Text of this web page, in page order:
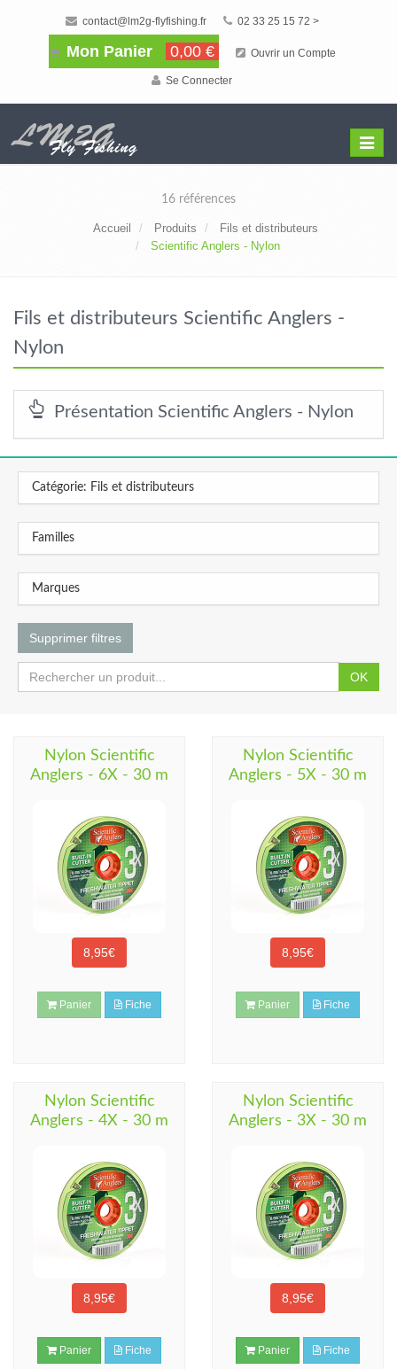
contact@lm2g-flyfishing.fr 02 33 25 15 72 >
Mon Panier 0,00 € Ouvrir un Compte
Se Connecter
Menu
16 références
Accueil Produits
Fils et distributeurs
Scientific Anglers - Nylon
Fils et distributeurs Scientific Anglers -
Nylon
Présentation Scientific Anglers - Nylon
Catégorie: Fils et distributeurs
Familles
Marques
Supprimer filtres
OK
Nylon Scientific
Anglers - 6X - 30 m
8,95€
Panier Fiche
Nylon Scientific
Anglers - 5X - 30 m
8,95€
Panier Fiche
Nylon Scientific
Anglers - 4X - 30 m
8,95€
Panier Fiche
Nylon Scientific
Anglers - 3X - 30 m
8,95€
Panier Fiche